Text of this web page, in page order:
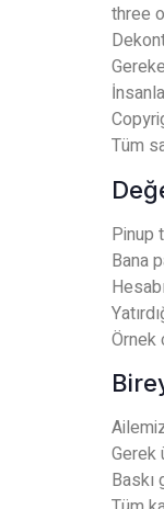
three
Tüm
Pinup
Bana
Örnek
Gerek